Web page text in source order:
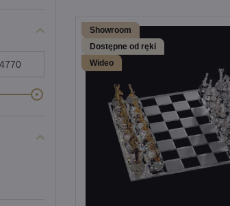
Showroom
Dostępne od ręki
Wideo